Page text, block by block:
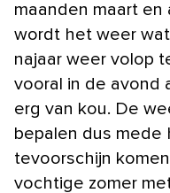
maanden maart en
wordt het weer
najaar weer volop
vooral in de avond
erg van kou. De
bepalen dus mede
tevoorschijn
vochtige zomer